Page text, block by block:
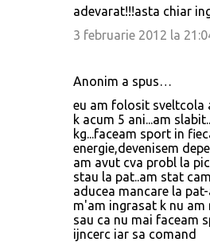
adevarat!!!asta chiar
3 februarie 2012 la
Anonim a spus…
eu am folosit sveltcola
k acum 5 ani...am
kg...faceam sport in
energie,devenisem
am avut cva probl la
stau la pat..am stat
aducea mancare la
m'am ingrasat k nu
sau ca nu mai faceam
ijncerc iar sa comand